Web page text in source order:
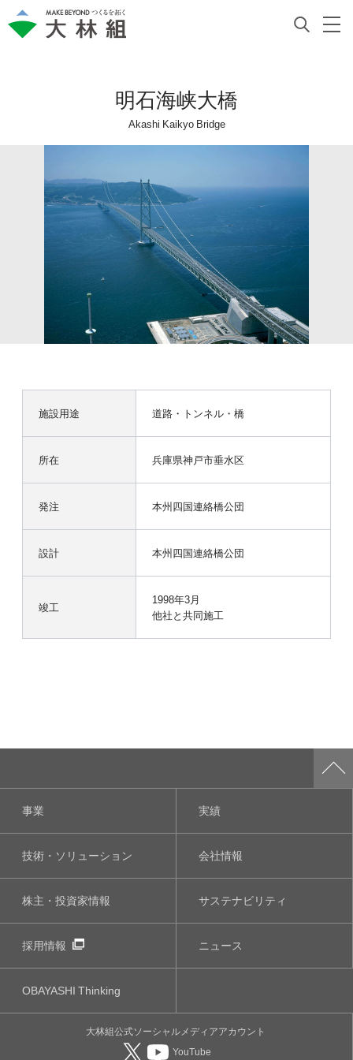
明石海峡大橋
Akashi Kaikyo Bridge
施設用途 道路・トンネル・橋
所在 兵庫県神戸市垂水区
発注 本州四国連絡橋公団
設計 本州四国連絡橋公団
竣工
1998年3月
他社と共同施工
事業 実績
技術・ソリューション 会社情報
株主・投資家情報 サステナビリティ
採用情報 ニュース
OBAYASHIThinking
大林組公式ソーシャルメディアアカウント
YouTube